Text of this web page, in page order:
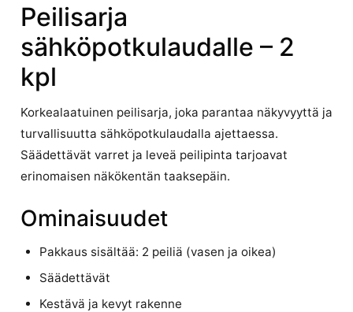
Peilisarja
sähköpotkulaudalle – 2
kpl
Korkealaatuinen peilisarja, joka parantaa näkyvyyttä ja
turvallisuutta sähköpotkulaudalla ajettaessa.
Säädettävät varret ja leveä peilipinta tarjoavat
erinomaisen näkökentän taaksepäin.
Ominaisuudet
Pakkaus sisältää: 2 peiliä (vasen ja oikea)
Säädettävät
Kestävä ja kevyt rakenne